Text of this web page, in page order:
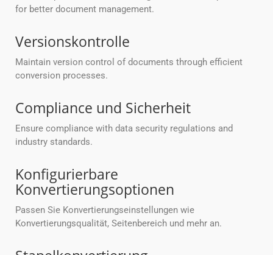
for better document management.
Versionskontrolle
Maintain version control of documents through efficient
conversion processes.
Compliance und Sicherheit
Ensure compliance with data security regulations and
industry standards.
Konfigurierbare
Konvertierungsoptionen
Passen Sie Konvertierungseinstellungen wie
Konvertierungsqualität, Seitenbereich und mehr an.